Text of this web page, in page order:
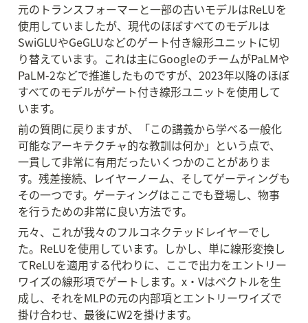
元のトランスフォーマーと一部の古いモデルはReLUを
使用していましたが、現代のほぼすべてのモデルは
SwiGLUやGeGLUなどのゲート付き線形ユニットに切
り替えています。これは主にGoogleのチームがPaLMや
PaLM-2などで推進したものですが、2023年以降のほぼ
すべてのモデルがゲート付き線形ユニットを使用して
います。
前の質問に戻りますが、「この講義から学べる一般化
可能なアーキテクチャ的な教訓は何か」という点で、
一貫して非常に有用だったいくつかのことがありま
す。残差接続、レイヤーノーム、そしてゲーティングも
その一つです。ゲーティングはここでも登場し、物事
を行うための非常に良い方法です。
元々、これが我々のフルコネクテッドレイヤーでし
た。ReLUを使用しています。しかし、単に線形変換し
てReLUを適用する代わりに、ここで出力をエントリー
ワイズの線形項でゲートします。x・Vはベクトルを生
成し、それをMLPの元の内部項とエントリーワイズで
掛け合わせ、最後にW2を掛けます。